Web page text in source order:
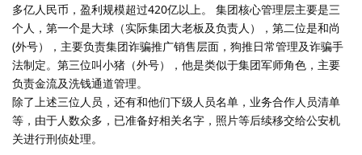
多亿人民币，盈利规模超过420亿以上。 集团核心管理层主要是三
个人，第一个是大球（实际集团大老板及负责人），第二位是和尚
(外号），主要负责集团诈骗推广销售层面，狗推日常管理及诈骗手
法制定。第三位叫小猪（外号），他是类似于集团军师角色，主要
负责金流及洗钱通道管理。
除了上述三位人员，还有和他们下级人员名单，业务合作人员清单
等，由于人数众多，已准备好相关名字，照片等后续移交给公安机
关进行刑侦处理。